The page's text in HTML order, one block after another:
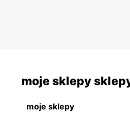
moje sklepy
moje sklepy